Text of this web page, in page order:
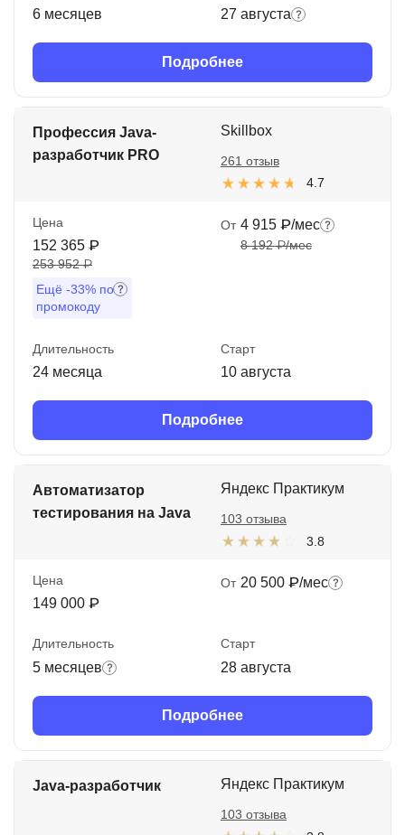
6 месяцев 27 августа
Подробнее
Профессия Java-
разработчик PRO
Skillbox
4.7
261 отзыв
Цена
152 365 ₽
253 952 ₽
Ещё -33% по
промокоду
От 4 915 ₽/мес
8 192 ₽/мес
Длительность
24 месяца
Старт
10 августа
Подробнее
Автоматизатор
тестирования на Java
Яндекс Практикум
3.8
103 отзыва
Цена
149 000 ₽
От 20 500 ₽/мес
Длительность
5 месяцев
Старт
28 августа
Подробнее
Java-разработчик Яндекс Практикум
103 отзыва